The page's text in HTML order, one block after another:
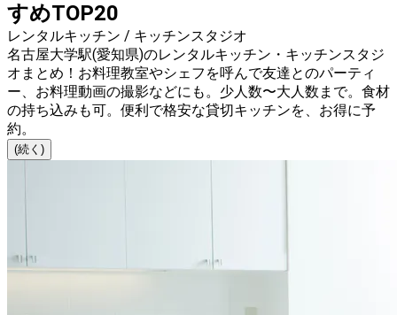
すめTOP20
レンタルキッチン / キッチンスタジオ
名古屋大学駅(愛知県)のレンタルキッチン・キッチンスタジ
オまとめ！お料理教室やシェフを呼んで友達とのパーティ
ー、お料理動画の撮影などにも。少人数〜大人数まで。食材
の持ち込みも可。便利で格安な貸切キッチンを、お得に予
約。
(続く)